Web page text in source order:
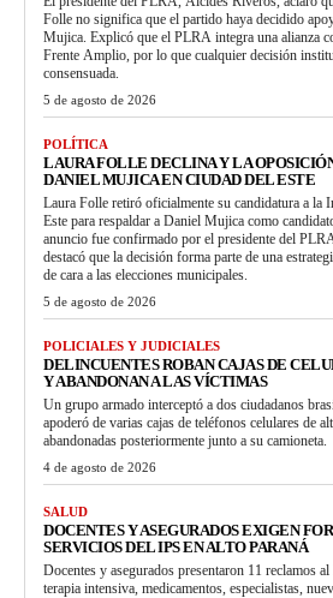
Folle no significa que el partido haya decidido
Mujica. Explicó que el PLRA integra una alianza
Frente Amplio, por lo que cualquier decisión
consensuada.
5 de agosto de 2026
POLÍTICA
LAURA FOLLE DECLINA Y LA
DANIEL MUJICA EN CIUDAD DEL ESTE
Laura Folle retiró oficialmente su candidatura a la
Este para respaldar a Daniel Mujica como
anuncio fue confirmado por el presidente del
destacó que la decisión forma parte de una
de cara a las elecciones municipales.
5 de agosto de 2026
POLICIALES Y JUDICIALES
DELINCUENTES ROBAN CAJAS DE
Y ABANDONAN A LAS VÍCTIMAS
Un grupo armado interceptó a dos ciudadanos
apoderó de varias cajas de teléfonos celulares de
abandonadas posteriormente junto a su camioneta.
4 de agosto de 2026
SALUD
DOCENTES Y ASEGURADOS EXIGEN
SERVICIOS DEL IPS EN ALTO PARANÁ
Docentes y asegurados presentaron 11 reclamos al
terapia intensiva, medicamentos, especialistas,